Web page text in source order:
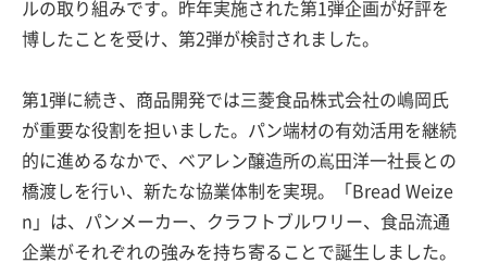
ルの取り組みです。昨年実施された第1弾企画が好評を
博したことを受け、第2弾が検討されました。
第1弾に続き、商品開発では三菱食品株式会社の嶋岡氏
が重要な役割を担いました。パン端材の有効活用を継続
的に進めるなかで、ベアレン醸造所の嶌田洋一社長との
橋渡しを行い、新たな協業体制を実現。「Bread Weize
n」は、パンメーカー、クラフトブルワリー、食品流通
企業がそれぞれの強みを持ち寄ることで誕生しました。